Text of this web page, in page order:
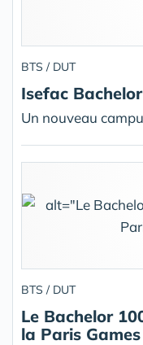
BTS / DUT
Isefac
Un nouveau
BTS / DUT
Le Bachelor
la Paris